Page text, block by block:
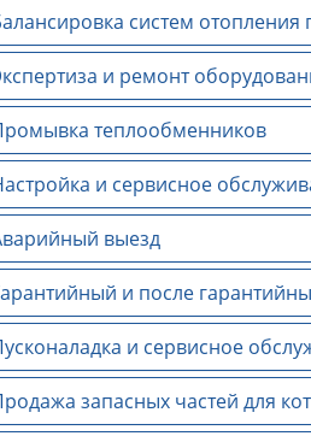
систем
и ремонт
теплообменников
и сервисное
выезд
и после
и сервисное
запасных частей для